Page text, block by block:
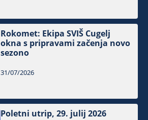
Rokomet: Ekipa SVIŠ Cugelj
okna s pripravami začenja novo
sezono
31/07/2026
Poletni utrip, 29. julij 2026